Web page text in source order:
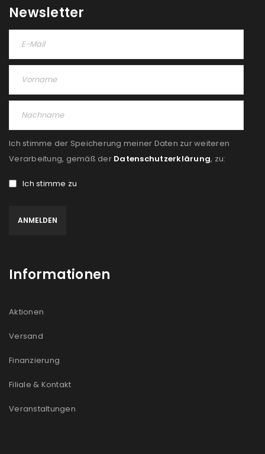
Newsletter
Ich stimme der Speicherung meiner Daten zur weiteren
Verarbeitung, gemäß der Datenschutzerklärung, zu:
Ich stimme zu
Informationen
Aktionen
Versand
Finanzierung
Filiale & Kontakt
Veranstaltungen